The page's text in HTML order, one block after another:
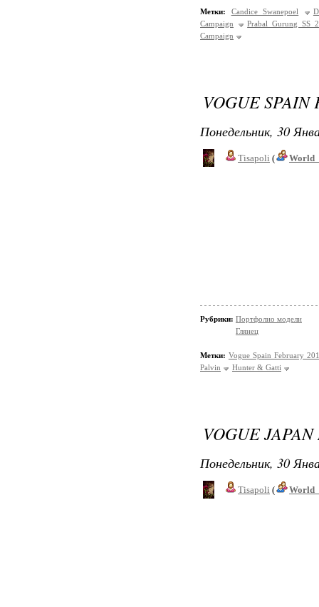
Метки: Candice Swanepoel
Campaign
Prabal Gurung SS
Campaign
VOGUE SPAIN
Понедельник, 30
Tisapoli (
Рубрики: Портфолио модели
Глянец
Метки: Vogue Spain February
Palvin
Hunter & Gatti
VOGUE
Понедельник, 30
Tisapoli (